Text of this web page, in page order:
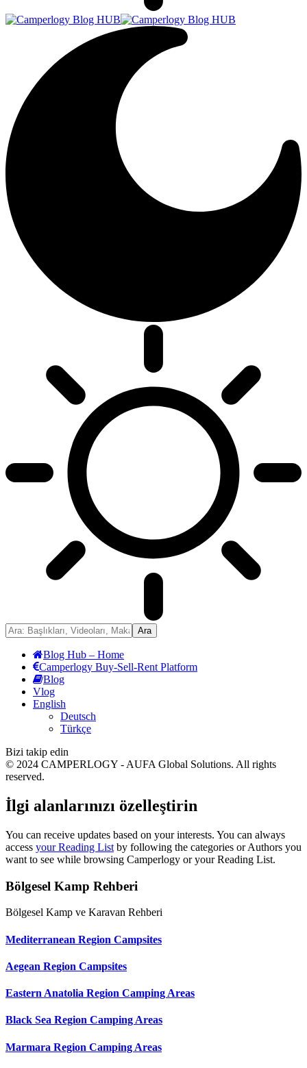
Blog Hub – Home
Camperlogy Buy-Sell-Rent Platform
Blog
Vlog
English
Deutsch
Türkçe
Bizi takip edin
© 2024 CAMPERLOGY - AUFA Global Solutions. All rights
reserved.
İlgi alanlarınızı özelleştirin
You can receive updates based on your interests. You can always
access your Reading List by following the categories or Authors you
want to see while browsing Camperlogy or your Reading List.
Bölgesel Kamp Rehberi
Bölgesel Kamp ve Karavan Rehberi
Mediterranean Region Campsites
Aegean Region Campsites
Eastern Anatolia Region Camping Areas
Black Sea Region Camping Areas
Marmara Region Camping Areas